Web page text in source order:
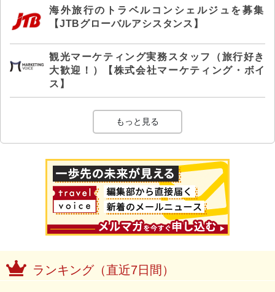
海外旅行のトラベルコンシェルジュを募集
【JTBグローバルアシスタンス】
観光マーケティング実務スタッフ（旅行好き
大歓迎！）【株式会社マーケティング・ボイ
ス】
もっと見る
ランキング（直近7日間）